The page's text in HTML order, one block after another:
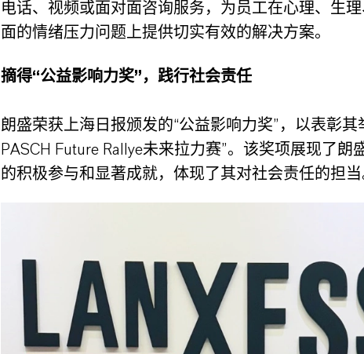
电话、视频或面对面咨询服务，为员工在心理、生
面的情绪压力问题上提供切实有效的解决方案。
摘得“公益影响力奖”，践行社会责任
朗盛荣获上海日报颁发的“公益影响力奖”，以表彰其
PASCH Future Rallye未来拉力赛”。该奖项展现了朗
的积极参与和显著成就，体现了其对社会责任的担当